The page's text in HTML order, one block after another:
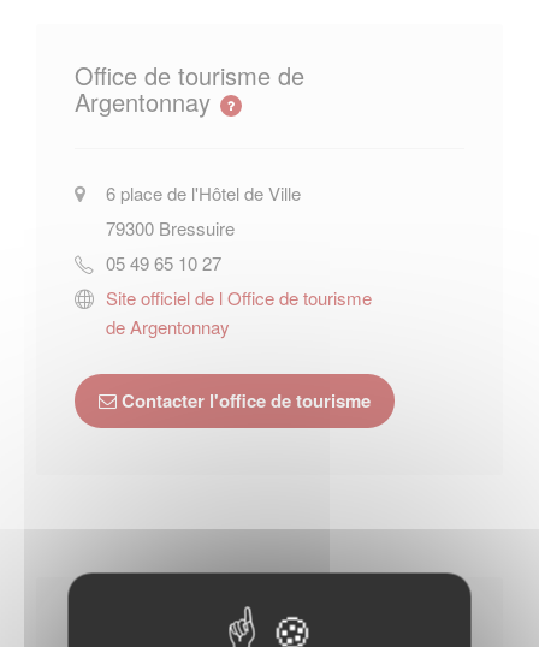
Office de tourisme de
Argentonnay
6 place de l'Hôtel de Ville
79300 Bressuire
05 49 65 10 27
Site officiel de l Office de tourisme
de Argentonnay
Contacter l'office de tourisme
Horaires Mairie